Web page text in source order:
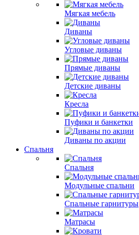
Мягкая мебель
Диваны
Угловые диваны
Прямые диваны
Детские диваны
Кресла
Пуфики и банкетки
Диваны по акции
Спальня
Спальня
Модульные спальни
Спальные гарнитуры
Матрасы